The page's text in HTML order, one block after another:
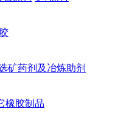
矿药剂及冶炼助剂
橡胶制品